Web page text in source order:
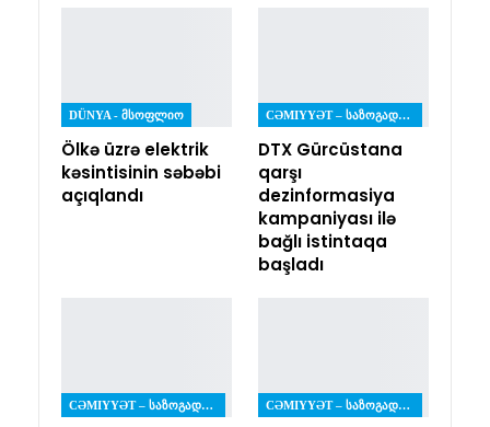
DÜNYA - ᲛᲡᲝᲤᲚᲘᲝ
Ölkə üzrə elektrik
kəsintisinin səbəbi
açıqlandı
CƏMIYYƏT – ᲡᲐᲖᲝᲒᲐᲓᲝᲔᲑᲐ
DTX Gürcüstana
qarşı
dezinformasiya
kampaniyası ilə
bağlı istintaqa
başladı
CƏMIYYƏT – ᲡᲐᲖᲝᲒᲐᲓᲝᲔᲑᲐ CƏMIYYƏT – ᲡᲐᲖᲝᲒᲐᲓᲝᲔᲑᲐ